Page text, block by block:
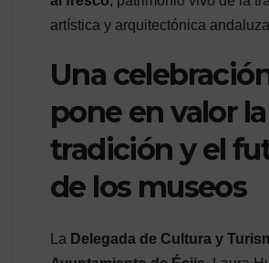
artística y arquitectónica
Una
pone en valor la
tradición y el
de los museos
La Delegada de Cultura y